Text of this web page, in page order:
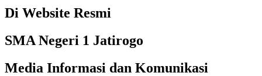
Di Website Resmi
SMA Negeri 1 Jatirogo
Media Informasi dan Komunikasi